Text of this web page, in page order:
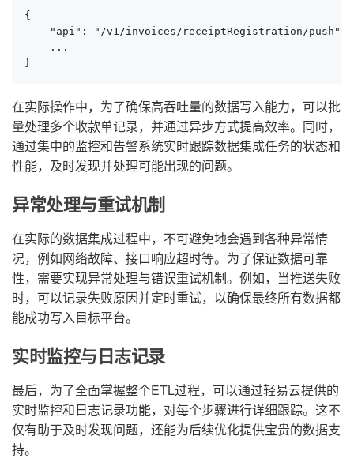
{
    "api": "/v1/invoices/receiptRegistration/push",
    ...
}
在实际操作中，为了确保高吞吐量的数据写入能力，可以批
量处理多个收款单记录，并通过异步方式提高效率。同时，
通过集中的监控和告警系统实时跟踪数据集成任务的状态和
性能，及时发现并处理可能出现的问题。
异常处理与重试机制
在实际的数据集成过程中，不可避免地会遇到各种异常情
况，例如网络故障、接口响应超时等。为了保证数据可靠
性，需要实现异常处理与错误重试机制。例如，当推送失败
时，可以记录失败原因并定时重试，以确保最终所有数据都
能成功写入目标平台。
实时监控与日志记录
最后，为了全面掌握整个ETL过程，可以通过轻易云提供的
实时监控和日志记录功能，对每个步骤进行详细跟踪。这不
仅有助于及时发现问题，还能为后续优化提供宝贵的数据支
持。